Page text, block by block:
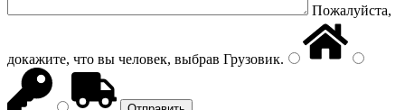
Пожалуйста,
докажите, что вы человек, выбрав Грузовик.